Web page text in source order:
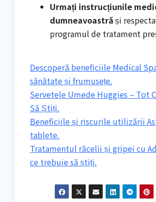
Urmați instrucțiunile
dumneavoastrăși
programul de tratament
Descoperă beneficiile Medical
sănătate și frumusețe.
Servetele Umede Huggies – Tot
Să Știți.
Beneficiile și riscurile utilizării
tablete.
Tratamentul răcelii și gripei cu
ce trebuie să știți.